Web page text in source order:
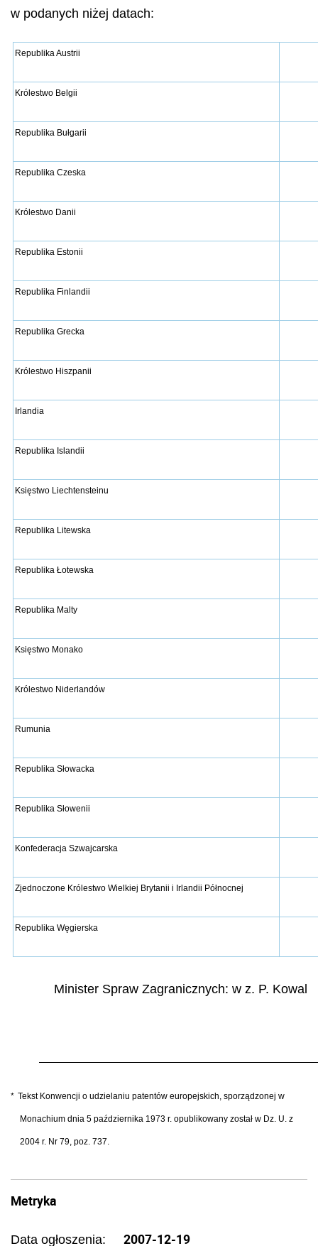
w podanych niżej datach:
Republika Austrii
Królestwo Belgii
Republika Bułgarii
Republika Czeska
Królestwo Danii
Republika Estonii
Republika Finlandii
Republika Grecka
Królestwo Hiszpanii
Irlandia
Republika Islandii
Księstwo Liechtensteinu
Republika Litewska
Republika Łotewska
Republika Malty
Księstwo Monako
Królestwo Niderlandów
Rumunia
Republika Słowacka
Republika Słowenii
Konfederacja Szwajcarska
Zjednoczone Królestwo Wielkiej Brytanii i Irlandii Północnej
Republika Węgierska
Minister Spraw Zagranicznych: w z. P. Kowal
* Tekst Konwencji o udzielaniu patentów europejskich, sporządzonej w
Monachium dnia 5 października 1973 r. opublikowany został w Dz. U. z
2004 r. Nr 79, poz. 737.
Metryka
Data ogłoszenia: 2007-12-19